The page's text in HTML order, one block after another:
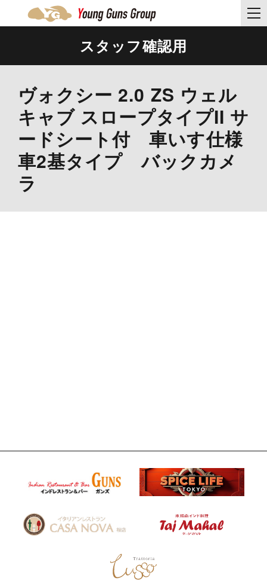
スタッフ確認用
ヴォクシー 2.0 ZS ウェル
キャブ スロープタイプII サ
ードシート付 車いす仕様
車2基タイプ バックカメ
ラ